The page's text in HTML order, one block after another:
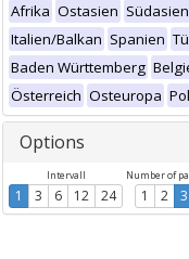
Afrika Ostasien Südasien
Italien/Balkan Spanien
Baden Württemberg
Österreich Osteuropa
Options
Intervall
1 3 6 12 24
Number of
1 2 3